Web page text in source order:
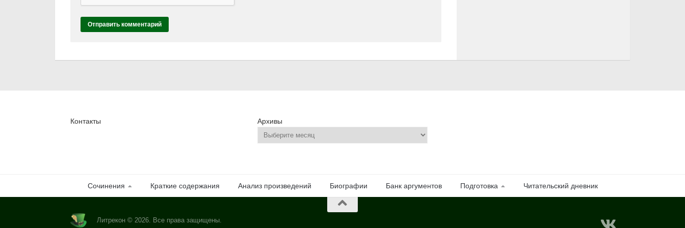
Контакты Архивы
Сочинения Краткие содержания Анализ произведений Биографии Банк аргументов Подготовка Читательский дневник
Литрекон © 2026. Все права защищены.